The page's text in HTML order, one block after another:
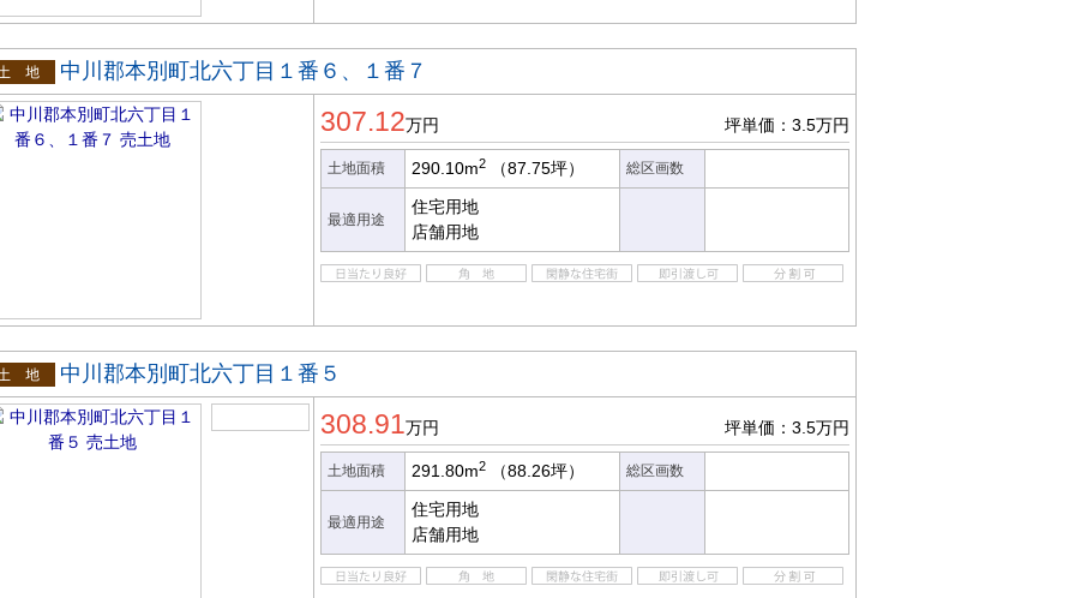
地
中川郡本別町北六丁目１番６、１番７
307.12万円 坪単価：3.5万円
土地面積 290.10m2 （87.75坪） 総区画数
最適用途
住宅用地
店舗用地
地
中川郡本別町北六丁目１番５
308.91万円 坪単価：3.5万円
土地面積 291.80m2 （88.26坪） 総区画数
最適用途
住宅用地
店舗用地